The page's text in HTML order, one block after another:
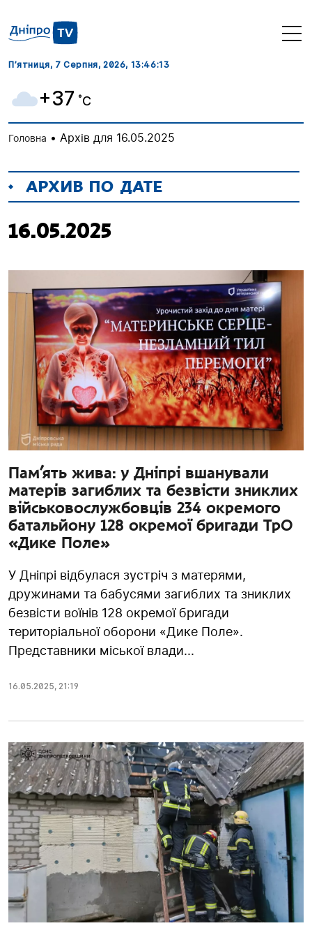
П’ятниця, 7 Серпня, 2026, 13:46:14
+37 ˚C
Головна • Архів для 16.05.2025
АРХИВ ПО ДАТЕ
16.05.2025
Пам’ять жива: у Дніпрі вшанували
матерів загиблих та безвісти зниклих
військовослужбовців 234 окремого
батальйону 128 окремої бригади ТрО
«Дике Поле»
У Дніпрі відбулася зустріч з матерями,
дружинами та бабусями загиблих та зниклих
безвісти воїнів 128 окремої бригади
територіальної оборони «Дике Поле».
Представники міської влади...
16.05.2025, 21:19